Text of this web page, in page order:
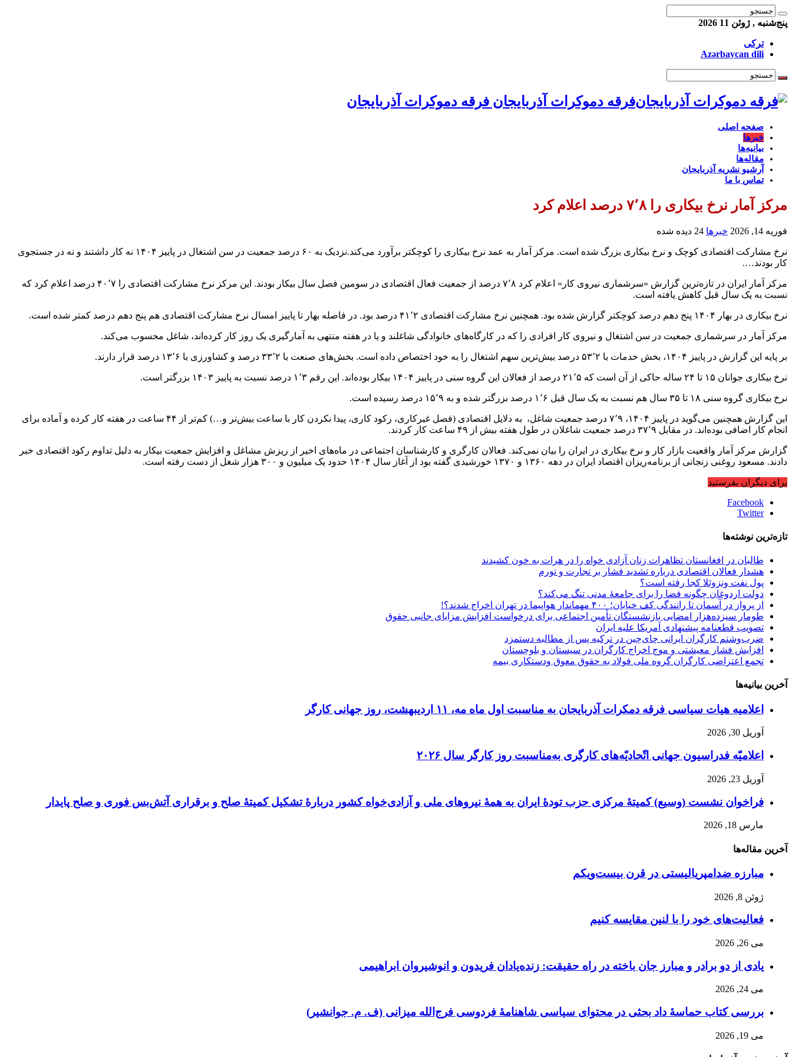
پنج‌شنبه , ژوئن 11 2026
ترکی
Azərbaycan dili
فرقه دموکرات آذربایجان فرقه دموکرات آذربایجان
صفحه اصلی
خبرها
بیانیه‌ها
مقاله‌ها
آرشیو نشریه آذربایجان
تماس با ما
مرکز آمار نرخ بیکاری را ۷٬۸ درصد اعلام کرد
فوریه 14, 2026 خبرها 24 دیده شده
نرخ مشارکت اقتصادی کوچک و نرخ بیکاری بزرگ شده است. مرکز آمار به عمد نرخ بیکاری را کوچکتر برآورد می‌کند.نزدیک به ۶۰ درصد جمعیت در سن اشتغال در پاییز ۱۴۰۴ نه کار داشتند و نه در جستجوی
کار بودند….
مرکز آمار ایران در تازه‌ترین گزارش «سرشماری نیروی کار» اعلام کرد ۷٬۸ درصد از جمعیت فعال اقتصادی در سومین فصل سال بیکار بودند. این مرکز نرخ مشارکت اقتصادی را ۴۰٬۷ درصد اعلام کرد که
نسبت به یک سال قبل کاهش یافته است.
نرخ بیکاری در بهار ۱۴۰۴ پنج دهم درصد کوچکتر گزارش شده بود. همچنین نرخ مشارکت اقتصادی ۴۱٬۲ درصد بود. در فاصله بهار تا پاییز امسال نرخ مشارکت اقتصادی هم پنج دهم درصد کمتر شده است.
مرکز آمار در سرشماری جمعیت در سن اشتغال و نیروی کار افرادی را که در کارگاه‌های خانوادگی شاغلند و یا در هفته منتهی به آمارگیری یک روز کار کرده‌اند، شاغل محسوب می‌کند.
بر پایه این گزارش در پاییز ۱۴۰۴، بخش خدمات با ۵۳٬۲ درصد بیش‌ترین سهم اشتغال را به خود اختصاص داده است. بخش‌های صنعت با ۳۳٬۲ درصد و کشاورزی با ۱۳٬۶ درصد قرار دارند.
نرخ بیکاری جوانان ۱۵ تا ۲۴ ساله حاکی از آن است که ۲۱٬۵ درصد از فعالان این گروه سنی در پاییز ۱۴۰۴ بیکار بوده‌اند. این رقم ۱٬۳ درصد نسبت به پاییز ۱۴۰۳ بزرگتر است.
نرخ بیکاری گروه سنی ۱۸ تا ۳۵ سال هم نسبت به یک سال قبل ۱٬۶ درصد بزرگتر شده و به ۱۵٬۹ درصد رسیده است.
این گزارش همچنین می‌گوید در پاییز ۱۴۰۴، ۷٬۹ درصد جمعیت شاغل، ‌ به دلایل اقتصادی (فصل غیرکاری، رکود کاری، پیدا نکردن کار با ساعت بیش‌تر و…) کم‌تر از ۴۴ ساعت در هفته کار کرده و آماده برای
انجام کار اضافی بوده‌اند. در مقابل ۳۷٬۹ درصد جمعیت شاغلان در طول هفته بیش از ۴۹ ساعت کار کردند.
گزارش مرکز آمار واقعیت بازار کار و نرخ بیکاری در ایران را بیان نمی‌کند. فعالان کارگری و کارشناسان اجتماعی در ماه‌های اخیر از ریزش مشاغل و افزایش جمعیت بیکار به دلیل تداوم رکود اقتصادی خبر
دادند. مسعود روغنی زنجانی از برنامه‌ریزان اقتصاد ایران در دهه ۱۳۶۰ و ۱۳۷۰ خورشیدی گفته بود از آغاز سال ۱۴۰۴ حدود یک میلیون و ۳۰۰ هزار شغل از دست رفته است.
برای دیگران بفرستید
Facebook
Twitter
تازه‌ترین نوشته‌ها
طالبان در افغانستان تظاهرات زنان آزادی خواه را در هرات به خون کشیدند
هشدار فعالان اقتصادی درباره تشدید فشار بر تجارت و تورم
پول نفت ونزوئلا کجا رفته است؟
دولت اردوغان چگونه فضا را برای جامعهٔ مدنی تنگ می‌کند؟
از پرواز در آسمان تا رانندگی کف خیابان؛ ۴۰۰ مهماندار هواپیما در تهران اخراج شدند؟!
طومار سیزده‌هزار امضایی بازنشستگان تأمین اجتماعی برای درخواست افزایش مزایای جانبی حقوق
تصویب قطعنامه پیشنهادی آمریکا علیه ایران
ضرب‌وشتم کارگران ایرانی چای‌چین در ترکیه پس از مطالبه دستمزد
افزایش فشار معیشتی و موج اخراج کارگران در سیستان و بلوچستان
تجمع اعتراضی کارگران گروه ملی فولاد به حقوق معوق ودستکاری بیمه
آخرین بیانیه‌ها
اعلامیه هیات سیاسی فرقه دمکرات آذربایجان به مناسبت اول ماه مه، ۱۱ اردیبهشت، روز جهانی کارگر
آوریل 30, 2026
اعلامیّه فدراسیون جهانی اتّحادیّه‌های کارگری به‌مناسبت روز کارگر سال ۲۰۲۶
آوریل 23, 2026
فراخوان نشست (وسیع)‌ کمیتهٔ‌ مرکزی حزب تودهٔ ایران به همهٔ نیروهای ملی و آزادی‌خواه کشور دربارهٔ تشکیل کمیتهٔ صلح و برقراری آتش‌بس فوری و صلح پایدار
مارس 18, 2026
آخرین مقاله‌ها
مبارزه ضد‌امپریالیستی در قرن بیست‌ویکم
ژوئن 8, 2026
فعالیت‌های خود را با لنین مقایسه کنیم
می 26, 2026
یادی از دو برادر و مبارز جان باخته در راه حقیقت: زنده‌یادان فریدون و انوشیروان ابراهیمی
می 24, 2026
بررسی کتاب حماسۀ داد بحثی در محتوای سیاسی شاهنامۀ فردوسی فرج‌الله میزانی (ف. م. جوانشیر)
می 19, 2026